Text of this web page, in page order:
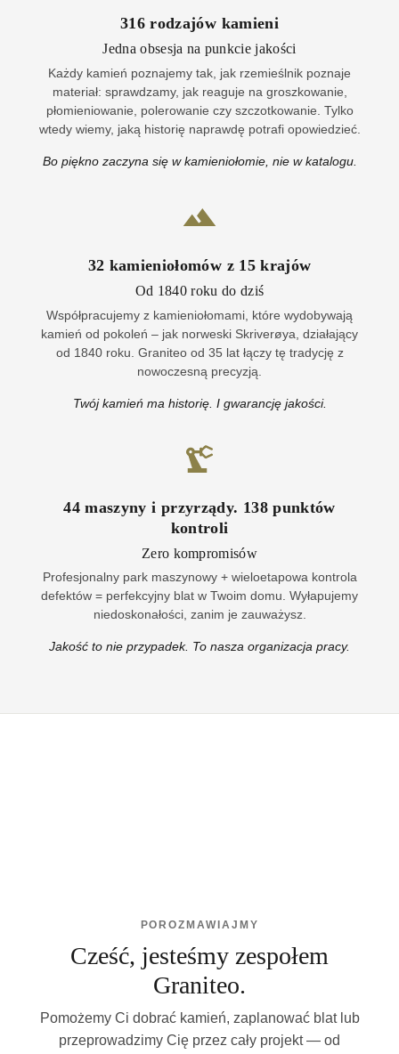
316 rodzajów kamieni
Jedna obsesja na punkcie jakości
Każdy kamień poznajemy tak, jak rzemieślnik poznaje
materiał: sprawdzamy, jak reaguje na groszkowanie,
płomieniowanie, polerowanie czy szczotkowanie. Tylko
wtedy wiemy, jaką historię naprawdę potrafi opowiedzieć.
Bo piękno zaczyna się w kamieniołomie, nie w katalogu.
32 kamieniołomów z 15krajów
Od 1840 roku do dziś
Współpracujemy z kamieniołomami, które wydobywają
kamień od pokoleń – jak norweski Skriverøya, działający
od 1840 roku. Graniteo od 35 lat łączy tę tradycję z
nowoczesną precyzją.
Twój kamień ma historię. I gwarancję jakości.
44 maszyny i przyrządy. 138punktów
kontroli
Zero kompromisów
Profesjonalny park maszynowy + wieloetapowa kontrola
defektów = perfekcyjny blat w Twoim domu. Wyłapujemy
niedoskonałości, zanim je zauważysz.
Jakość to nie przypadek. To nasza organizacja pracy.
POROZMAWIAJMY
Cześć, jesteśmy zespołem
Graniteo.
Pomożemy Ci dobrać kamień, zaplanować blat lub
przeprowadzimy Cię przez cały projekt — od